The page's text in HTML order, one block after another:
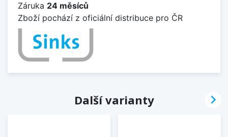
Záruka 24 měsíců
Zboží pochází z oficiální distribuce pro ČR
Další varianty 